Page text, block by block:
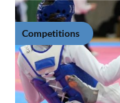
Competitions